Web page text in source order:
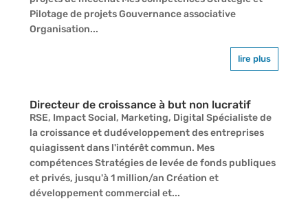
Pilotage de projets Gouvernance associative
Organisation...
lire plus
Directeur de croissance à but non lucratif
RSE, Impact Social, Marketing, Digital Spécialiste de
la croissance et dudéveloppement des entreprises
quiagissent dans l'intérêt commun. Mes
compétences Stratégies de levée de fonds publiques
et privés, jusqu'à 1 million/an Création et
développement commercial et...